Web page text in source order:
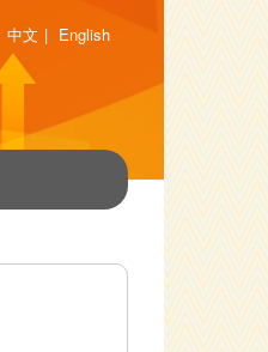
中文 | English